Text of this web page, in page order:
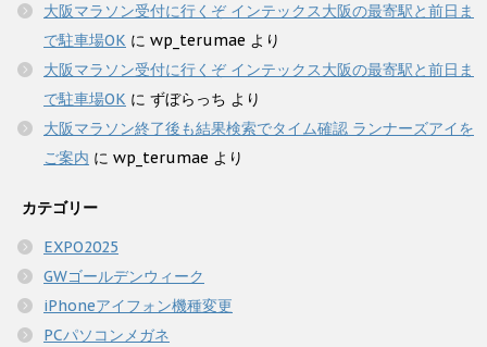
大阪マラソン受付に行くぞ インテックス大阪の最寄駅と前日ま
で駐車場OK に wp_terumae より
大阪マラソン受付に行くぞ インテックス大阪の最寄駅と前日ま
で駐車場OK に ずぼらっち より
大阪マラソン終了後も結果検索でタイム確認 ランナーズアイを
ご案内 に wp_terumae より
カテゴリー
EXPO2025
GWゴールデンウィーク
iPhoneアイフォン機種変更
PCパソコンメガネ